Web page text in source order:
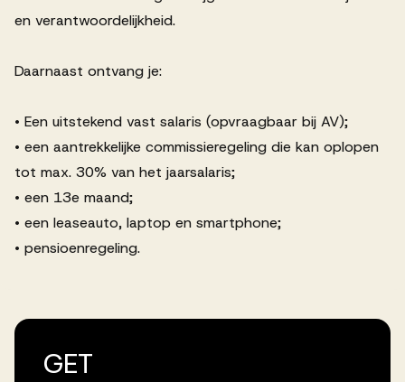
en verantwoordelijkheid.
Daarnaast ontvang je:
• Een uitstekend vast salaris (opvraagbaar bij AV);
• een aantrekkelijke commissieregeling die kan oplopen
tot max. 30% van het jaarsalaris;
• een 13e maand;
• een leaseauto, laptop en smartphone;
• pensioenregeling.
GET